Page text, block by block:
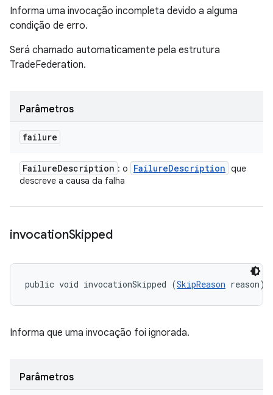
Informa uma invocação incompleta devido a alguma
condição de erro.
Será chamado automaticamente pela estrutura
TradeFederation.
Parâmetros
failure
FailureDescription : o FailureDescription que
descreve a causa da falha
invocationSkipped
public void invocationSkipped (SkipReason reason)
Informa que uma invocação foi ignorada.
Parâmetros